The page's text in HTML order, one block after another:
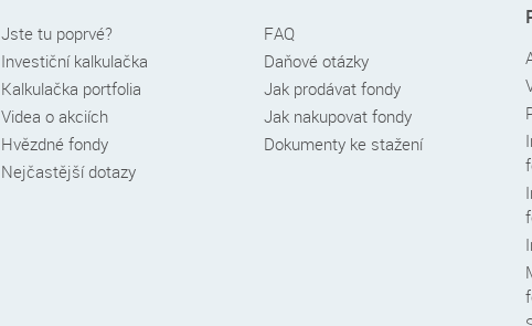
Jste tu poprvé?
Investiční kalkulačka
Kalkulačka portfolia
Videa o akciích
Hvězdné fondy
Nejčastější dotazy
FAQ
Daňové otázky
Jak prodávat fondy
Jak nakupovat fondy
Dokumenty ke stažení